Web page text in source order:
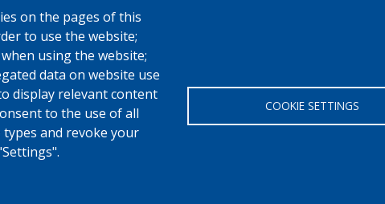
on the pages of this
to use the website;
using the website;
data on website use
display relevant content
to the use of all
types and revoke your
COOKIE SETTINGS